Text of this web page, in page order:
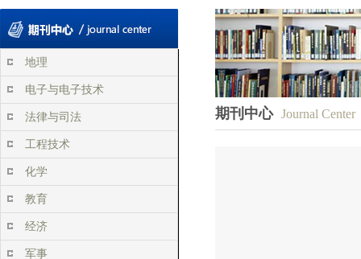
地理
电子与电子技术
法律与司法
工程技术
化学
教育
经济
军事
期刊中心 Journal Center